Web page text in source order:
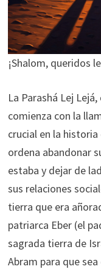
¡Shalom, queridos
La Parashá Lej
comienza con la
crucial en la
ordena abandonar
estaba y dejar de
sus relaciones
tierra que era
patriarca Eber (el
sagrada tierra de
Abram para que